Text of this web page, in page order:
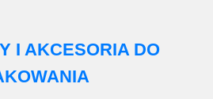
I AKCESORIA DO